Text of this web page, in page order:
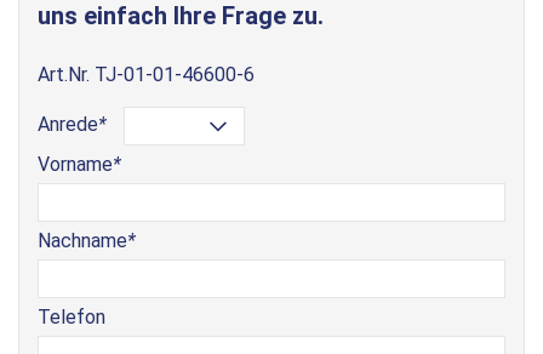
uns einfach Ihre Frage zu.
Art.Nr. TJ-01-01-46600-6
Anrede*
Vorname*
Nachname*
Telefon